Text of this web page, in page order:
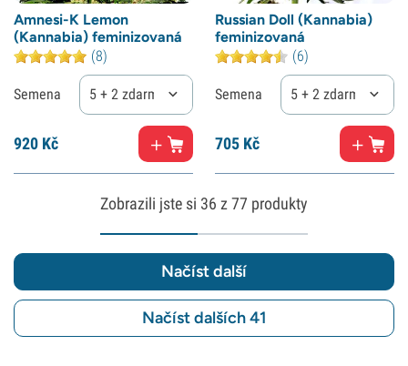
Amnesi-K Lemon
(Kannabia) feminizovaná
(8)
Semena 5 + 2 zdarma
920 Kč
Russian Doll (Kannabia)
feminizovaná
(6)
Semena 5 + 2 zdarma
705 Kč
Zobrazili jste si 36 z 77 produkty
Načíst další
Načíst dalších 41